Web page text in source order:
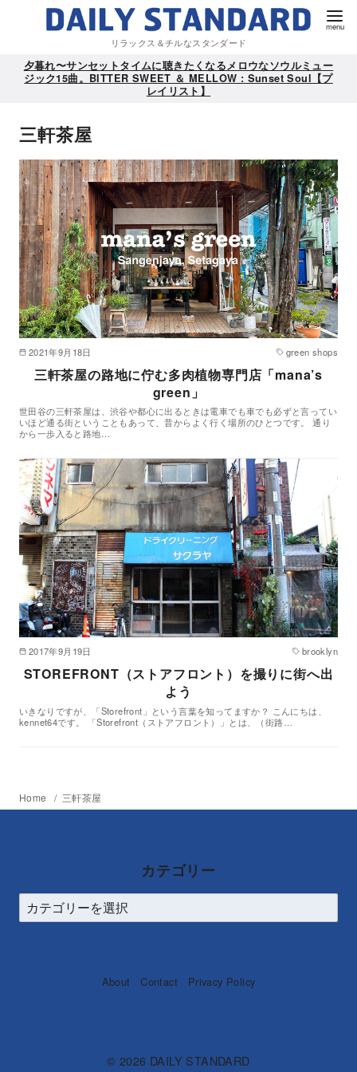
リラックス＆チルなスタンダード
夕暮れ〜サンセットタイムに聴きたくなるメロウなソウルミュー
ジック15曲。BITTER SWEET ＆ MELLOW : Sunset Soul【プ
レイリスト】
三軒茶屋
2021年9月18日 green shops
三軒茶屋の路地に佇む多肉植物専門店「mana’s
green」
世田谷の三軒茶屋は、渋谷や都心に出るときは電車でも車でも必ずと言ってい
いほど通る街ということもあって、昔からよく行く場所のひとつです。 通り
から一歩入ると路地…
2017年9月19日 brooklyn
STOREFRONT（ストアフロント）を撮りに街へ出
よう
いきなりですが、「Storefront」という言葉を知ってますか？ こんにちは、
kennet64です。 「Storefront（ストアフロント）」とは、（街路…
Home 三軒茶屋
カテゴリー
About Contact Privacy Policy
© 2026 DAILY STANDARD